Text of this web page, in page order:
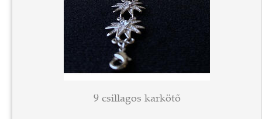
9 csillagos karkötő